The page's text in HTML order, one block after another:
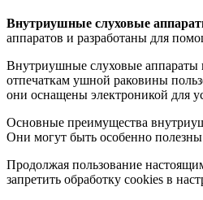
Внутриушные слуховые
аппаратов и разработаны для
Внутриушные слуховые аппараты
отпечаткам ушной раковины
они оснащены электроникой для
Основные преимущества
Они могут быть особенно
Продолжая пользование
запретить обработку cookies в